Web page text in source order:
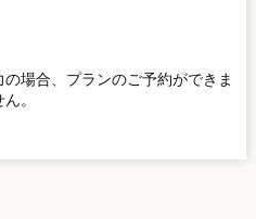
場合、プランのご予約ができま
。